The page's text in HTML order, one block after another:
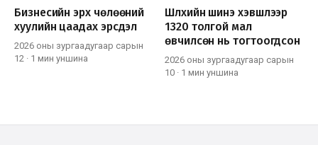
Бизнесийн эрх чөлөөний
хуулийн цаадах эрсдэл
2026 оны зургаадугаар сарын
12 · 1 мин уншина
Шүлхийн шинэ хэвшлээр
1320 толгой мал
өвчилсөн нь тогтоогдсон
2026 оны зургаадугаар сарын
10 · 1 мин уншина